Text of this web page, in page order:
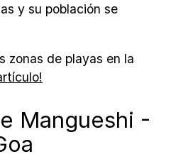
y su población se
zonas de playas en la
Mangueshi -